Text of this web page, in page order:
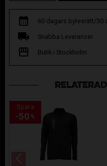
60 dagars bytesrätt/30
Snabba Leveranser
Butik i Stockholm
Spara
50 %